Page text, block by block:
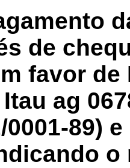
de
favor de
Itau ag
0001-89)
o